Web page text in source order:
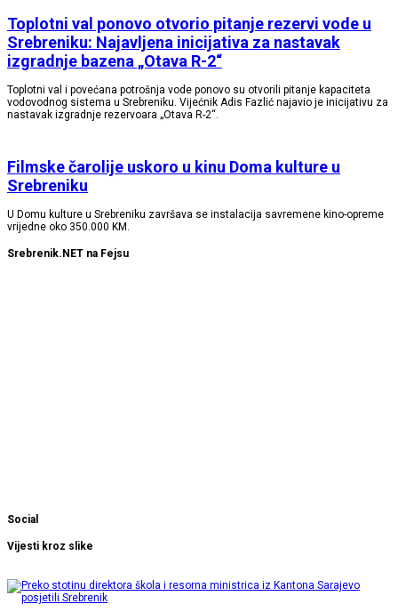
Toplotni val ponovo otvorio pitanje rezervi vode u
Srebreniku: Najavljena inicijativa za nastavak
izgradnje bazena „Otava R-2“
Toplotni val i povećana potrošnja vode ponovo su otvorili pitanje kapaciteta
vodovodnog sistema u Srebreniku. Vijećnik Adis Fazlić najavio je inicijativu za
nastavak izgradnje rezervoara „Otava R-2“.
Filmske čarolije uskoro u kinu Doma kulture u
Srebreniku
U Domu kulture u Srebreniku završava se instalacija savremene kino-opreme
vrijedne oko 350.000 KM.
Srebrenik.NET na Fejsu
Social
Vijesti kroz slike